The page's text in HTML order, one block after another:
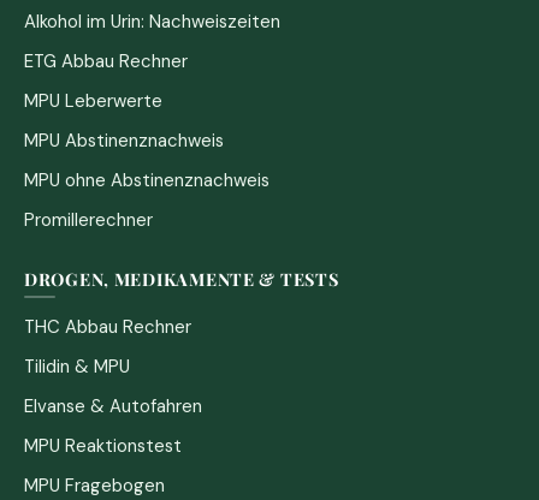
Alkohol im Urin: Nachweiszeiten
ETG Abbau Rechner
MPU Leberwerte
MPU Abstinenznachweis
MPU ohne Abstinenznachweis
Promillerechner
DROGEN, MEDIKAMENTE & TESTS
THC Abbau Rechner
Tilidin & MPU
Elvanse & Autofahren
MPU Reaktionstest
MPU Fragebogen